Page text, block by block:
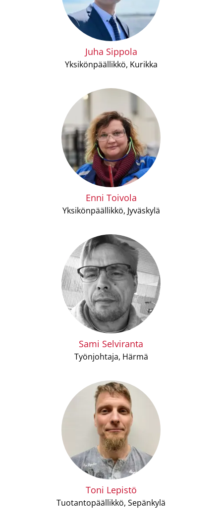
Juha Sippola
Yksikönpäällikkö, Kurikka
Enni Toivola
Yksikönpäällikkö, Jyväskylä
Sami Selviranta
Työnjohtaja, Härmä
Toni Lepistö
Tuotantopäällikkö, Sepänkylä